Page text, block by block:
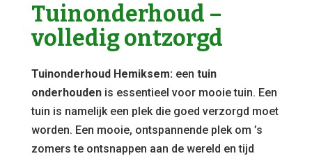
Tuinonderhoud –
volledig ontzorgd
Tuinonderhoud Hemiksem: een tuin
onderhoudenis essentieel voor mooie tuin. Een
tuin is namelijk een plek die goed verzorgd moet
worden. Een mooie, ontspannende plek om ’s
zomers te ontsnappen aan de wereld en tijd